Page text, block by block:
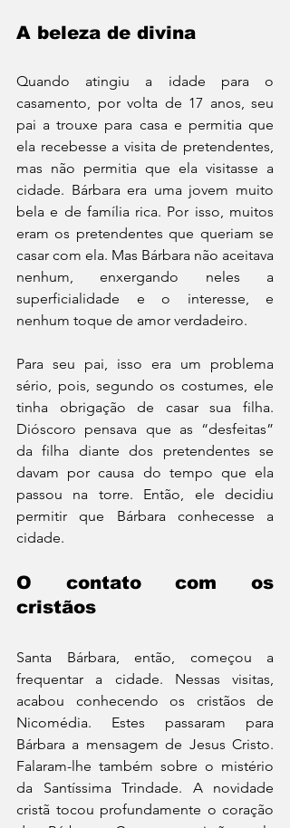
A beleza de divina
Quando atingiu a idade para o
casamento, por volta de 17 anos, seu
pai a trouxe para casa e permitia que
ela recebesse a visita de pretendentes,
mas não permitia que ela visitasse a
cidade. Bárbara era uma jovem muito
bela e de família rica. Por isso, muitos
eram os pretendentes que queriam se
casar com ela. Mas Bárbara não aceitava
nenhum, enxergando neles a
superficialidade e o interesse, e
nenhum toque de amor verdadeiro.
Para seu pai, isso era um problema
sério, pois, segundo os costumes, ele
tinha obrigação de casar sua filha.
Dióscoro pensava que as “desfeitas”
da filha diante dos pretendentes se
davam por causa do tempo que ela
passou na torre. Então, ele decidiu
permitir que Bárbara conhecesse a
cidade.
O contato com os
cristãos
Santa Bárbara, então, começou a
frequentar a cidade. Nessas visitas,
acabou conhecendo os cristãos de
Nicomédia. Estes passaram para
Bárbara a mensagem de Jesus Cristo.
Falaram-lhe também sobre o mistério
da Santíssima Trindade. A novidade
cristã tocou profundamente o coração